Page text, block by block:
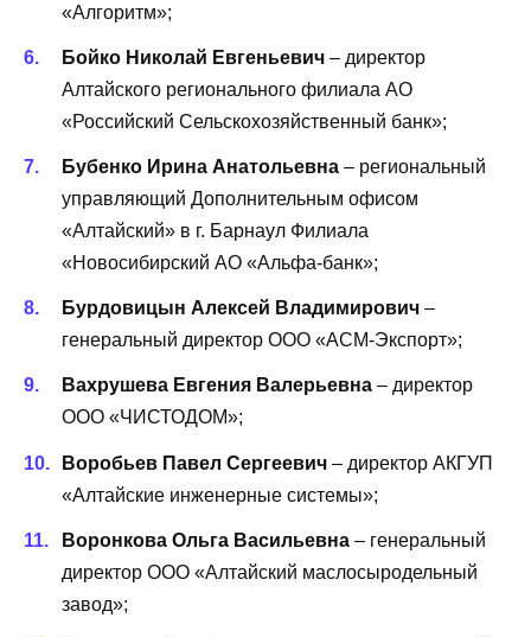
«Алгоритм»;
Бойко Николай Евгеньевич – директор
Алтайского регионального филиала АО
«Российский Сельскохозяйственный банк»;
Бубенко Ирина Анатольевна – региональный
управляющий Дополнительным офисом
«Алтайский» в г. Барнаул Филиала
«Новосибирский АО «Альфа-банк»;
Бурдовицын Алексей Владимирович –
генеральный директор ООО «АСМ-Экспорт»;
Вахрушева Евгения Валерьевна – директор
ООО «ЧИСТОДОМ»;
Воробьев Павел Сергеевич – директор АКГУП
«Алтайские инженерные системы»;
Воронкова Ольга Васильевна – генеральный
директор ООО «Алтайский маслосыродельный
завод»;